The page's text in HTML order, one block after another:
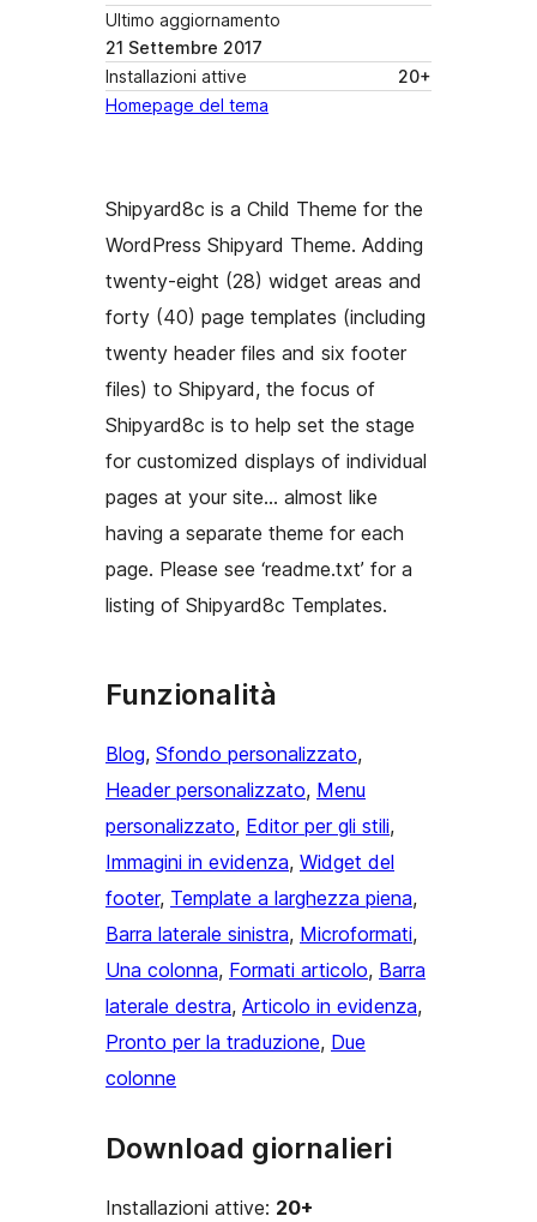
Ultimo aggiornamento
21 Settembre 2017
Installazioni attive
20+
Homepage del tema
Shipyard8c is a Child Theme for the
WordPress Shipyard Theme. Adding
twenty-eight (28) widget areas and
forty (40) page templates (including
twenty header files and six footer
files) to Shipyard, the focus of
Shipyard8c is to help set the stage
for customized displays of individual
pages at your site… almost like
having a separate theme for each
page. Please see ‘readme.txt’ for a
listing of Shipyard8c Templates.
Funzionalità
Blog, Sfondo personalizzato
Header personalizzato, Menu
personalizzato, Editor per gli stili
Immagini in evidenza, Widget del
footer, Template a larghezza piena
Barra laterale sinistra, Microformati
Una colonna, Formati articolo, Barra
laterale destra, Articolo in evidenza
Pronto per la traduzione, Due
colonne
Download giornalieri
Installazioni attive: 20+